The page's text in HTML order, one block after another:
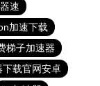
速
加速下载
梯子加速器
下载官网安卓